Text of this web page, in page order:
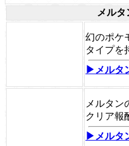
メル
幻のポケ
タイプを
▶メルタ
メルタン
クリア報
▶メルタ